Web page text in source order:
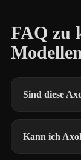
FAQ zu
Sind diese
Kann ich